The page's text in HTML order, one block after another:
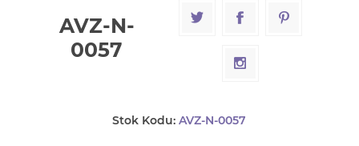
AVZ-N-
0057
Stok Kodu: AVZ-N-0057